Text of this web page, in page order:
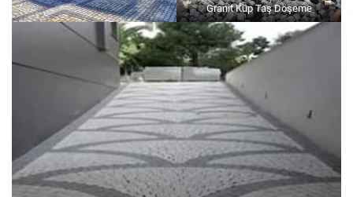
Granit Küp Taş Döşeme